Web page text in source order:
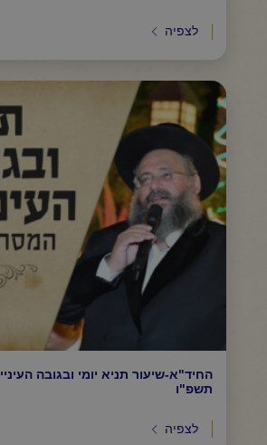
לצפיה
החיד"א-שיעור תניא יומי ובגובה
תשפ"ו
לצפיה